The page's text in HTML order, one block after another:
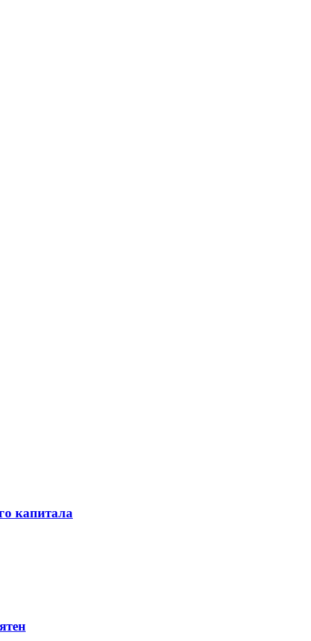
капитала